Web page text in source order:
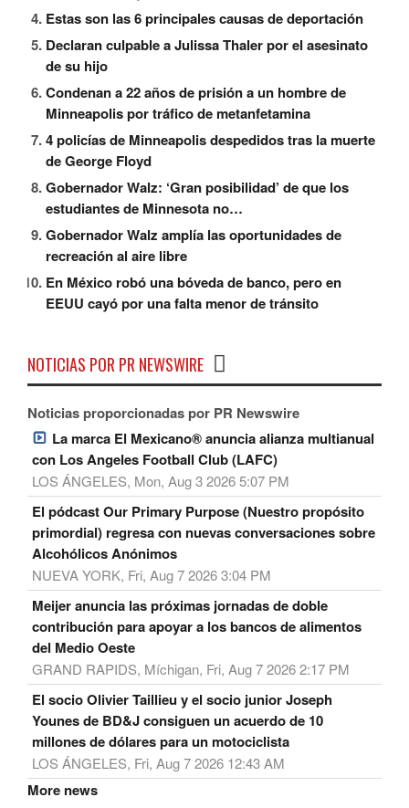
Estas son las 6 principales causas de deportación
Declaran culpable a Julissa Thaler por el asesinato
de su hijo
Condenan a 22 años de prisión a un hombre de
Minneapolis por tráfico de metanfetamina
4 policías de Minneapolis despedidos tras la muerte
de George Floyd
Gobernador Walz: ‘Gran posibilidad’ de que los
estudiantes de Minnesota no…
Gobernador Walz amplía las oportunidades de
recreación al aire libre
En México robó una bóveda de banco, pero en
EEUU cayó por una falta menor de tránsito
NOTICIAS POR PR NEWSWIRE
Noticias proporcionadas por PR Newswire
La marca El Mexicano® anuncia alianza multianual
con Los Angeles Football Club (LAFC)
LOS ÁNGELES, Mon, Aug 3 2026 5:07 PM
El pódcast Our Primary Purpose (Nuestro propósito
primordial) regresa con nuevas conversaciones sobre
Alcohólicos Anónimos
NUEVA YORK, Fri, Aug 7 2026 3:04 PM
Meijer anuncia las próximas jornadas de doble
contribución para apoyar a los bancos de alimentos
del Medio Oeste
GRAND RAPIDS, Míchigan, Fri, Aug 7 2026 2:17 PM
El socio Olivier Taillieu y el socio junior Joseph
Younes de BD&J consiguen un acuerdo de 10
millones de dólares para un motociclista
LOS ÁNGELES, Fri, Aug 7 2026 12:43 AM
More news